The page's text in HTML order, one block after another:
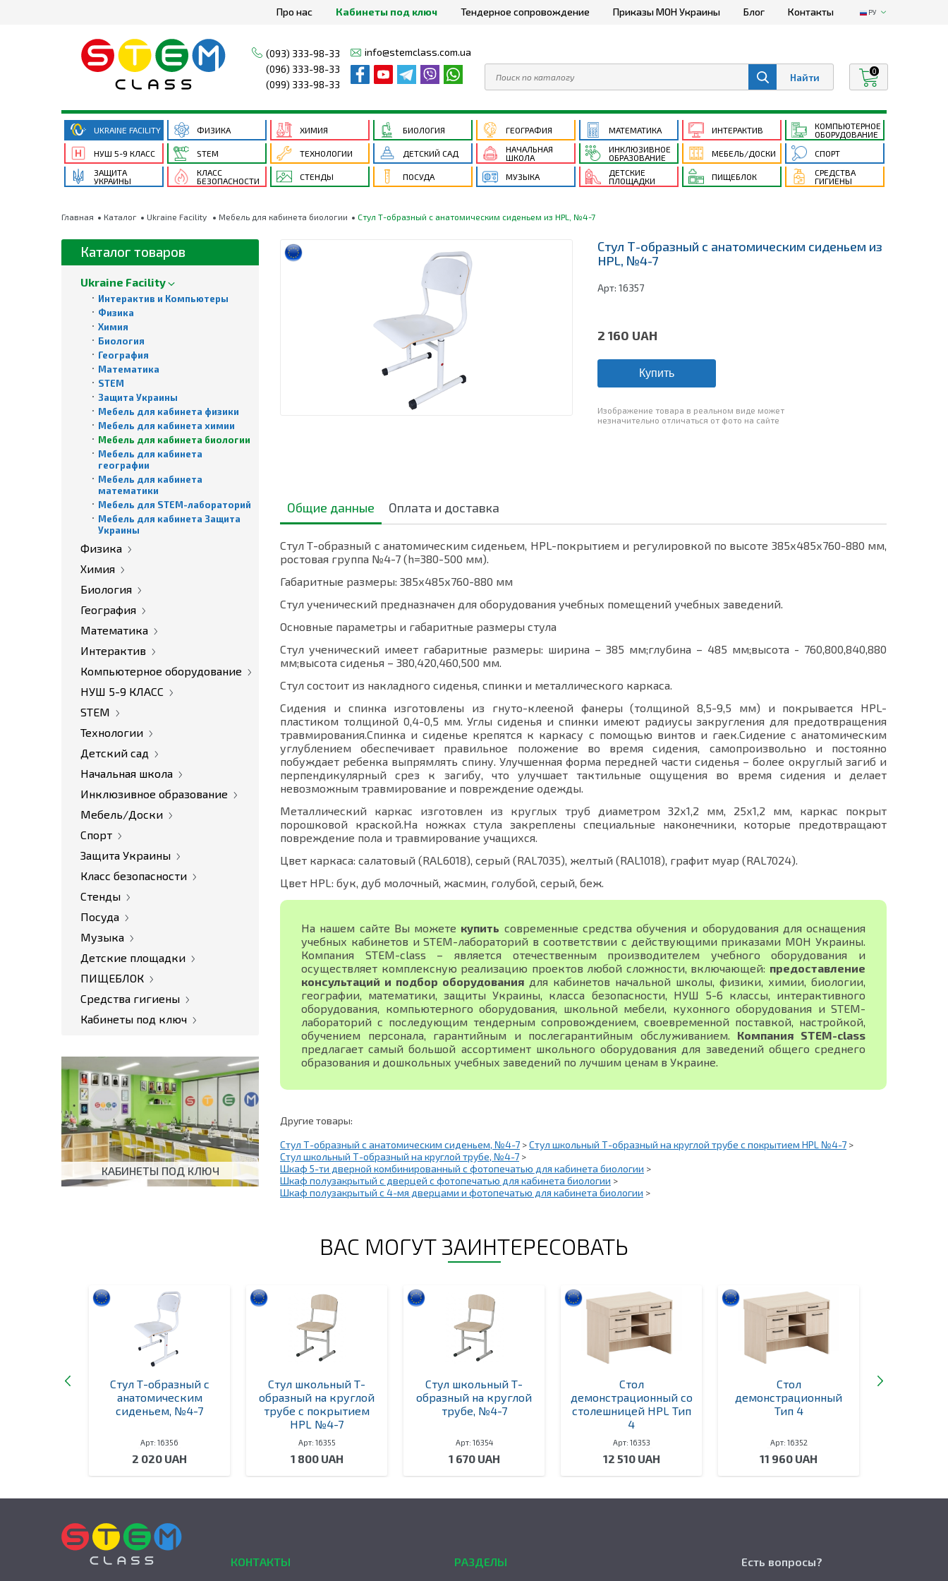
Про нас Кабинеты под ключ Тендерное сопровождение Приказы МОН Украины Блог Контакты РУ
(093) 333-98-33
(096) 333-98-33
(099) 333-98-33
info@stemclass.com.ua
0
UKRAINE FACILITY ФИЗИКА ХИМИЯ БИОЛОГИЯ ГЕОГРАФИЯ МАТЕМАТИКА ИНТЕРАКТИВ
КОМПЬЮТЕРНОЕ
ОБОРУДОВАНИЕ
НУШ 5-9 КЛАСС
STEM ТЕХНОЛОГИИ ДЕТСКИЙ САД
НАЧАЛЬНАЯ
ШКОЛА
ИНКЛЮЗИВНОЕ
ОБРАЗОВАНИЕ
МЕБЕЛЬ/ДОСКИ
СПОРТ
ЗАЩИТА
УКРАИНЫ
КЛАСС
БЕЗОПАСНОСТИ
СТЕНДЫ ПОСУДА МУЗЫКА
ДЕТСКИЕ
ПЛОЩАДКИ
ПИЩЕБЛОК
СРЕДСТВА
ГИГИЕНЫ
Главная Каталог Ukraine Facility Мебель для кабинета биологии Стул Т-образный с анатомическим сиденьем из HPL, №4-7
Каталог товаров
Ukraine Facility
Интерактив и Компьютеры
Физика
Химия
Биология
География
Математика
STEM
Защита Украины
Мебель для кабинета физики
Мебель для кабинета химии
Мебель для кабинета биологии
Мебель для кабинета
географии
Мебель для кабинета
математики
Мебель для STEM-лабораторий
Мебель для кабинета Защита
Украины
Физика
Химия
Биология
География
Математика
Интерактив
Компьютерное оборудование
НУШ 5-9 КЛАСС
STEM
Технологии
Детский сад
Начальная школа
Инклюзивное образование
Мебель/Доски
Спорт
Защита Украины
Класс безопасности
Стенды
Посуда
Музыка
Детские площадки
ПИЩЕБЛОК
Средства гигиены
Кабинеты под ключ
КАБИНЕТЫ ПОД КЛЮЧ
Стул Т-образный с анатомическим сиденьем из
HPL, №4-7
Арт: 16357
2 160 UAH
Купить
Изображение товара в реальном виде может
незначительно отличаться от фото на сайте
Общие данные Оплата и доставка
Стул Т-образный с анатомическим сиденьем, HPL-покрытием и регулировкой по высоте 385х485х760-880 мм,
ростовая группа №4-7 (h=380-500 мм).
Габаритные размеры: 385х485х760-880 мм
Стул ученический предназначен для оборудования учебных помещений учебных заведений.
Основные параметры и габаритные размеры стула
Стул ученический имеет габаритные размеры: ширина – 385 мм;глубина – 485 мм;высота - 760,800,840,880
мм;высота сиденья – 380,420,460,500 мм.
Стул состоит из накладного сиденья, спинки и металлического каркаса.
Сидения и спинка изготовлены из гнуто-клееной фанеры (толщиной 8,5-9,5 мм) и покрывается HPL-
пластиком толщиной 0,4-0,5 мм. Углы сиденья и спинки имеют радиусы закругления для предотвращения
травмирования.Спинка и сиденье крепятся к каркасу с помощью винтов и гаек.Сидение с анатомическим
углублением обеспечивает правильное положение во время сидения, самопроизвольно и постоянно
побуждает ребенка выпрямлять спину. Улучшенная форма передней части сиденья – более округлый загиб и
перпендикулярный срез к загибу, что улучшает тактильные ощущения во время сидения и делает
невозможным травмирование и повреждение одежды.
Металлический каркас изготовлен из круглых труб диаметром 32х1,2 мм, 25х1,2 мм, каркас покрыт
порошковой краской.На ножках стула закреплены специальные наконечники, которые предотвращают
повреждение пола и травмирование учащихся.
Цвет каркаса: салатовый (RAL6018), серый (RAL7035), желтый (RAL1018), графит муар (RAL7024).
Цвет HPL: бук, дуб молочный, жасмин, голубой, серый, беж.
На нашем сайте Вы можете купить современные средства обучения и оборудования для оснащения
учебных кабинетов и STEM-лабораторий в соответствии с действующими приказами МОН Украины.
Компания STEM-class – является отечественным производителем учебного оборудования и
осуществляет комплексную реализацию проектов любой сложности, включающей: предоставление
консультаций и подбор оборудования для кабинетов начальной школы, физики, химии, биологии,
географии, математики, защиты Украины, класса безопасности, НУШ 5-6 классы, интерактивного
оборудования, компьютерного оборудования, школьной мебели, кухонного оборудования и STEM-
лабораторий с последующим тендерным сопровождением, своевременной поставкой, настройкой,
обучением персонала, гарантийным и послегарантийным обслуживанием. Компания STEM-class
предлагает самый большой ассортимент школьного оборудования для заведений общего среднего
образования и дошкольных учебных заведений по лучшим ценам в Украине.
Другие товары:
Стул Т-образный с анатомическим сиденьем, №4-7 >Стул школьный Т-образный на круглой трубе с покрытием HPL №4-7 >
Стул школьный Т-образный на круглой трубе, №4-7 >
Шкаф 5-ти дверной комбинированный с фотопечатью для кабинета биологии >
Шкаф полузакрытый с дверцей с фотопечатью для кабинета биологии >
Шкаф полузакрытый с 4-мя дверцами и фотопечатью для кабинета биологии >
ВАС МОГУТ ЗАИНТЕРЕСОВАТЬ
Стул Т-образный с
анатомическим
сиденьем, №4-7
Арт: 16356
2 020 UAH
Стул школьный Т-
образный на круглой
трубе с покрытием
HPL №4-7
Арт: 16355
1 800 UAH
Стул школьный Т-
образный на круглой
трубе, №4-7
Арт: 16354
1 670 UAH
Стол
демонстрационный со
столешницей HPL Тип
4
Арт: 16353
12 510 UAH
Стол
демонстрационный
Тип 4
Арт: 16352
11 960 UAH
КОНТАКТЫ РАЗДЕЛЫ Есть вопросы?